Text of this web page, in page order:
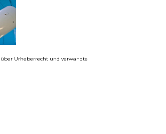
Urheberrecht und verwandte